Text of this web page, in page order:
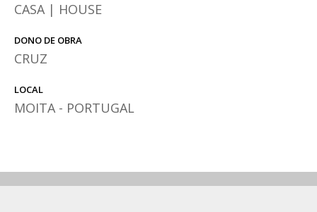
CASA | HOUSE
DONO DE OBRA
CRUZ
LOCAL
MOITA - PORTUGAL